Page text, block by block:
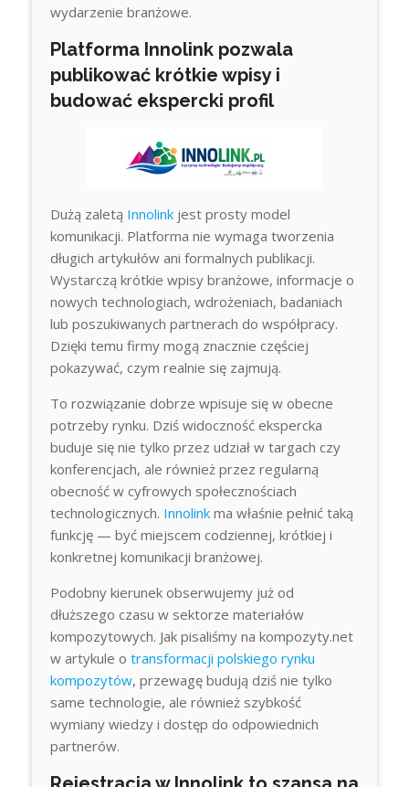
wydarzenie branżowe.
Platforma Innolink pozwala
publikować krótkie wpisy i
budować ekspercki profil
Dużą zaletą Innolink jest prosty model
komunikacji. Platforma nie wymaga tworzenia
długich artykułów ani formalnych publikacji.
Wystarczą krótkie wpisy branżowe, informacje o
nowych technologiach, wdrożeniach, badaniach
lub poszukiwanych partnerach do współpracy.
Dzięki temu firmy mogą znacznie częściej
pokazywać, czym realnie się zajmują.
To rozwiązanie dobrze wpisuje się w obecne
potrzeby rynku. Dziś widoczność ekspercka
buduje się nie tylko przez udział w targach czy
konferencjach, ale również przez regularną
obecność w cyfrowych społecznościach
technologicznych. Innolink ma właśnie pełnić taką
funkcję — być miejscem codziennej, krótkiej i
konkretnej komunikacji branżowej.
Podobny kierunek obserwujemy już od
dłuższego czasu w sektorze materiałów
kompozytowych. Jak pisaliśmy na kompozyty.net
w artykule o transformacji polskiego rynku
kompozytów, przewagę budują dziś nie tylko
same technologie, ale również szybkość
wymiany wiedzy i dostęp do odpowiednich
partnerów.